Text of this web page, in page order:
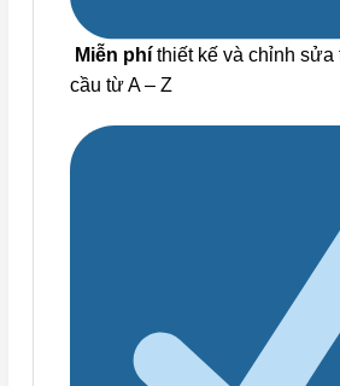
Miễn phí thiết kế và chỉnh sửa
cầu từ A – Z